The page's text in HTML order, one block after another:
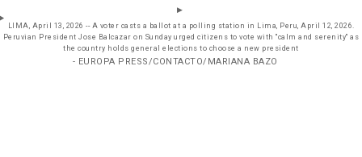
LIMA, April 13, 2026 -- A voter casts a ballot at a polling station in Lima, Peru, April 12, 2026.
Peruvian President Jose Balcazar on Sunday urged citizens to vote with "calm and serenity" as
the country holds general elections to choose a new president
- EUROPA PRESS/CONTACTO/MARIANA BAZO